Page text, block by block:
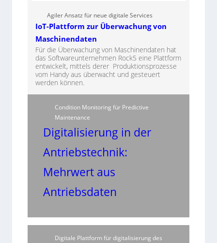
Agiler Ansatz für neue digitale Services
IoT-Plattform zur Überwachung von
Maschinendaten
Für die Überwachung von Maschinendaten hat
das Softwareunternehmen Rock5 eine Plattform
entwickelt, mittels derer Produktionsprozesse
vom Handy aus überwacht und gesteuert
werden können.
Condition Monitoring für Predictive
Maintenance
Digitalisierung in der
Antriebstechnik:
Mehrwert aus
Antriebsdaten
Digitale Plattform für digitalisierung des